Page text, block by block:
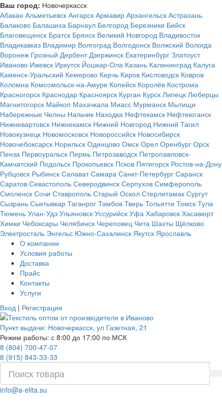
Ваш город: Новочеркасск
Абакан Альметьевск Ангарск Армавир Архангельск Астрахань
Балаково Балашиха Барнаул Белгород Березники Бийск
Благовещенск Братск Брянск Великий Новгород Владивосток
Владикавказ Владимир Волгоград Волгодонск Волжский Вологда
Воронеж Грозный Дербент Дзержинск Екатеринбург Златоуст
Иваново Ижевск Иркутск Йошкар-Ола Казань Калининград Калуга
Каменск-Уральский Кемерово Керчь Киров Кисловодск Ковров
Коломна Комсомольск-на-Амуре Копейск Королёв Кострома
Красногорск Краснодар Красноярск Курган Курск Липецк Люберцы
Магнитогорск Майкоп Махачкала Миасс Мурманск Мытищи
Набережные Челны Нальчик Находка Нефтекамск Нефтеюганск
Нижневартовск Нижнекамск Нижний Новгород Нижний Тагил
Новокузнецк Новомосковск Новороссийск Новосибирск
Новочебоксарск Норильск Одинцово Омск Орел Оренбург Орск
Пенза Первоуральск Пермь Петрозаводск Петропавловск-
Камчатский Подольск Прокопьевск Псков Пятигорск Ростов-на-Дону
Рубцовск Рыбинск Салават Самара Санкт-Петербург Саранск
Саратов Севастополь Северодвинск Серпухов Симферополь
Смоленск Сочи Ставрополь Старый Оскол Стерлитамак Сургут
Сызрань Сыктывкар Таганрог Тамбов Тверь Тольятти Томск Тула
Тюмень Улан-Удэ Ульяновск Уссурийск Уфа Хабаровск Хасавюрт
Химки Чебоксары Челябинск Череповец Чита Шахты Щёлково
Электросталь Энгельс Южно-Сахалинск Якутск Ярославль
О компании
Условия работы
Доставка
Прайс
Контакты
Услуги
Вход | Регистрация
Пункт выдачи: Новочеркасск, ул Газетная, 21
Режим работы: с 8:00 до 17:00 по МСК
8 (804) 700-47-07
8 (915) 843-33-33
info@a-elita.su